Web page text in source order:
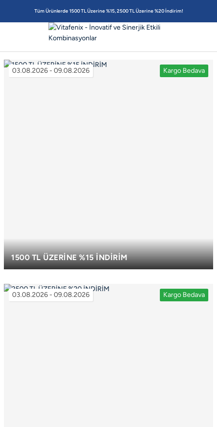
Tüm Ürünlerde 1500 TL Üzerine %15, 2500 TL Üzerine %20 İndirim!
Kargo Bedava
03.08.2026 - 09.08.2026
1500 TL ÜZERİNE %15 İNDİRİM
TÜM ÜRÜNLERDE GEÇERLİDİR. ÖDEME SAYFASINDAN
Kargo Bedava
03.08.2026 - 09.08.2026